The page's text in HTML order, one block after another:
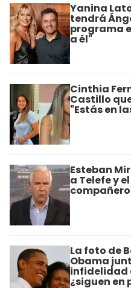
Yanina
tendrá
programa
a él"
Cinthia
Castillo
"Estás en
Esteban
a Telefe y
La foto de
Obama
infidelidad
¿siguen en